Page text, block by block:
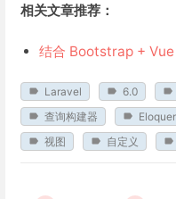
相关文章推荐：
结合 Bootstrap + Vue
Laravel 6.0
查询构建器
视图
自定义